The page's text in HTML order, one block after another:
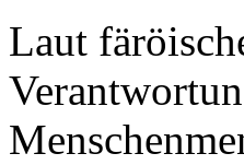
Laut